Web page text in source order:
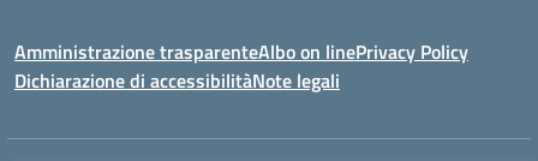
Amministrazione trasparenteAlbo on linePrivacy Policy
Dichiarazione di accessibilitàNote legali